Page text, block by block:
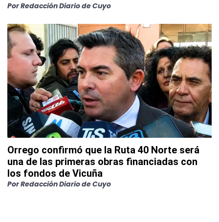
PorRedacción Diario de Cuyo
Orrego confirmó que la Ruta 40 Norte será
una de las primeras obras financiadas con
los fondos de Vicuña
PorRedacción Diario de Cuyo